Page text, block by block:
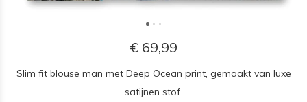
€ 69,99
Slim fit blouse man met Deep Ocean print, gemaakt van luxe
satijnen stof.